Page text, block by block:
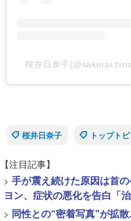
桜井日奈子
桜井日奈子
トップト
【注目記事】
> 手が震え続けた原因は首
ヨン、症状の悪化を告白「治
> 同性との“密着写真”が拡